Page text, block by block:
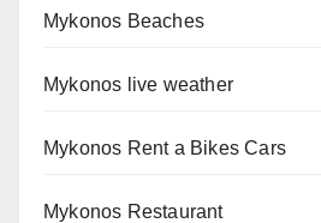
Mykonos Beaches
Mykonos live weather
Mykonos Rent a Bikes Cars
Mykonos Restaurant